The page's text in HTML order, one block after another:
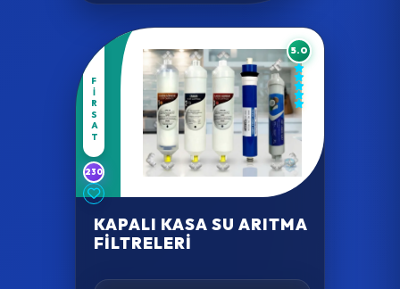
FIRSAT
230
5.0
KAPALI KASA SU ARITMA
FILTRELERI